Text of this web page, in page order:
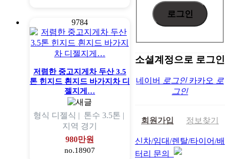
9784
저렴한 중고지게차 두산 3.5
톤 힌지드 흰지드 바가지차 디
젤지게…
형식 디젤식 | 톤수 3.5톤 |
지역 경기
980만원
no.18907
소셜계정으로 로그인
네이버 로그인 카카오 로
그인
회원가입 정보찾기
신차/임대/렌탈/타이어/배
터리 문의